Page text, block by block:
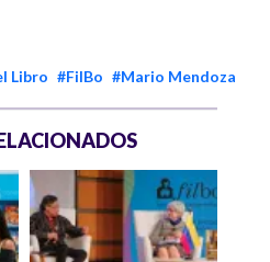
Libro #FilBo #Mario Mendoza